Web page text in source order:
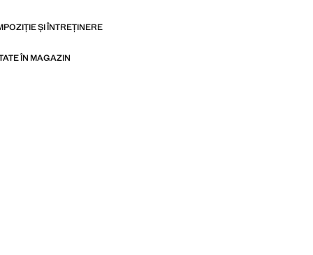
în mai multe dimensiuni. Nu
ȘI ÎNTREȚINERE
ÎN MAGAZIN